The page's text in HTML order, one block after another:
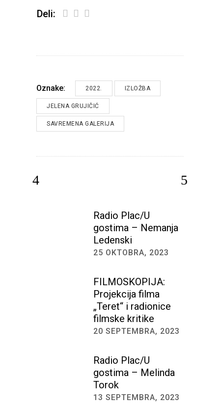
Deli:
Oznake: 2022. IZLOŽBA
JELENA GRUJIČIĆ
SAVREMENA GALERIJA
Radio Plac/U
gostima – Nemanja
Ledenski
25 OKTOBRA, 2023
FILMOSKOPIJA:
Projekcija filma
„Teret“ i radionice
filmske kritike
20 SEPTEMBRA, 2023
Radio Plac/U
gostima – Melinda
Torok
13 SEPTEMBRA, 2023